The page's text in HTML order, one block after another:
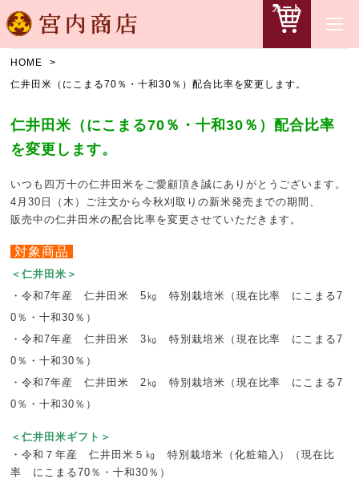
カート
HOME
仁井田米（にこまる70％・十和30％）配合比率を変更します。
仁井田米（にこまる70％・十和30％）配合比率
を変更します。
いつも四万十の仁井田米をご愛顧頂き誠にありがとうございます。
4月30日（木）ご注文から今秋刈取りの新米発売までの期間、
販売中の仁井田米の配合比率を変更させていただきます。
対象商品
＜仁井田米＞
・令和7年産 仁井田米 5㎏ 特別栽培米（現在比率 にこまる7
0％・十和30％）
・令和7年産 仁井田米 3㎏ 特別栽培米（現在比率 にこまる7
0％・十和30％）
・令和7年産 仁井田米 2㎏ 特別栽培米（現在比率 にこまる7
0％・十和30％）
＜仁井田米ギフト＞
・令和７年産 仁井田米５㎏ 特別栽培米（化粧箱入）（現在比
率 にこまる70％・十和30％）